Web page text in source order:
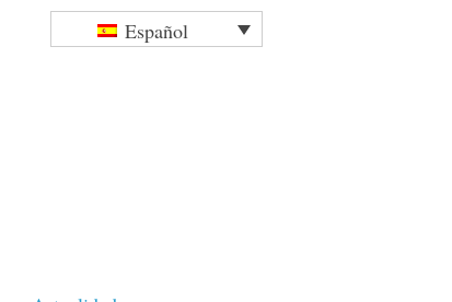
Español